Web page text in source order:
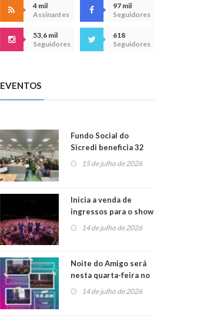
4 mil
Assinantes
97 mil
Seguidores
53,6 mil
Seguidores
618
Seguidores
EVENTOS
Fundo Social do
Sicredi beneficia 32
projetos em
15 de julho de 2026
Inicia a venda de
ingressos para o show
do Jota Quest nos 45
anos da Sicredi Ouro
14 de julho de 2026
Noite do Amigo será
nesta quarta-feira no
Centro de Cultura de
14 de julho de 2026